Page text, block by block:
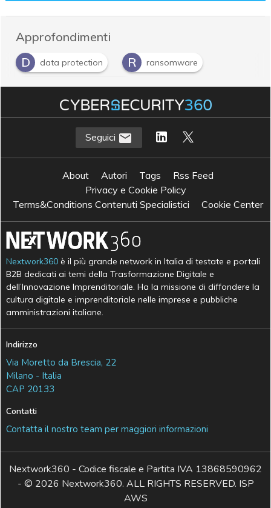
Approfondimenti
D
data protection R ransomware
S Sicurezza informatica
Seguici
About Autori Tags
Rss Feed
Privacy e Cookie Policy
Terms&Conditions Contenuti Specialistici
Cookie Center
Nextwork360 è il più grande network in Italia di testate e portali
B2B dedicati ai temi della Trasformazione Digitale e
dell’Innovazione Imprenditoriale. Ha la missione di diffondere la
cultura digitale e imprenditoriale nelle imprese e pubbliche
amministrazioni italiane.
Indirizzo
Via Moretto da Brescia, 22
Milano - Italia
CAP 20133
Contatti
Contatta il nostro team per maggiori informazioni
Nextwork360 - Codice fiscale e Partita IVA 13868590962
- © 2026 Nextwork360. ALL RIGHTS RESERVED. ISP
AWS